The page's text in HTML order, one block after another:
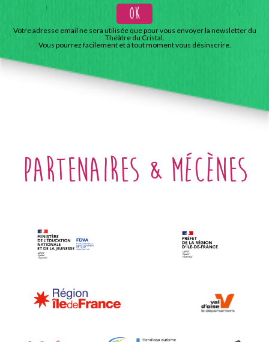
Votre adresse email ne sera utilisée que pour vous envoyer la newsletter du
Théâtre du Cristal.
Vous pourrez facilement et à tout moment vous désinscrire.
partenaires & mécènes